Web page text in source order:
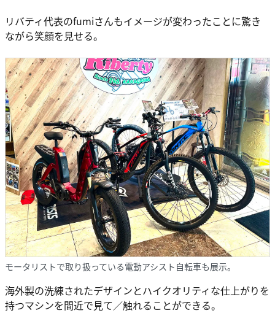
リバティ代表のfumiさんもイメージが変わったことに驚き
ながら笑顔を見せる。
モータリストで取り扱っている電動アシスト自転車も展示。
海外製の洗練されたデザインとハイクオリティな仕上がりを
持つマシンを間近で見て／触れることができる。